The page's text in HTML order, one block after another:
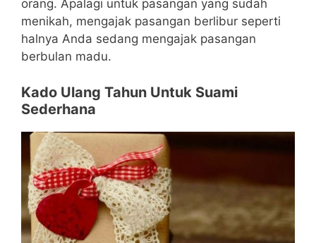
orang. Apalagi untuk pasangan yang sudah
menikah, mengajak pasangan berlibur seperti
halnya Anda sedang mengajak pasangan
berbulan madu.
Kado Ulang Tahun Untuk Suami
Sederhana